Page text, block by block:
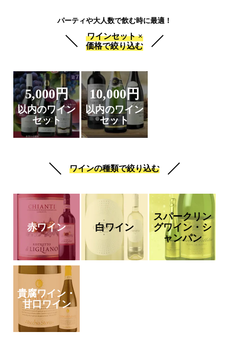
パーティや大人数で飲む時に最適！
ワインセット ×
価格で絞り込む
5,000円
以内のワイン
セット
10,000円
以内のワイン
セット
ワインの種類で絞り込む
赤ワイン 白ワイン
スパークリン
グワイン・シ
ャンパン
貴腐ワイン・
甘口ワイン